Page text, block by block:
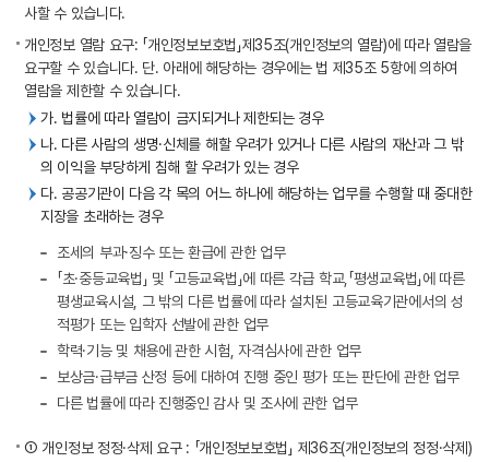
사할 수 있습니다.
개인정보 열람 요구: 「개인정보보호법」제35조(개인정보의 열람)에 따라 열람을
요구할 수 있습니다. 단. 아래에 해당하는 경우에는 법 제35조 5항에 의하여
열람을 제한할 수 있습니다.
가. 법률에 따라 열람이 금지되거나 제한되는 경우
나. 다른 사람의 생명·신체를 해할 우려가 있거나 다른 사람의 재산과 그 밖
의 이익을 부당하게 침해 할 우려가 있는 경우
다. 공공기관이 다음 각 목의 어느 하나에 해당하는 업무를 수행할 때 중대한
지장을 초래하는 경우
조세의 부과·징수 또는 환급에 관한 업무
「초·중등교육법」 및 「고등교육법」에 따른 각급 학교,「평생교육법」에 따른
평생교육시설, 그 밖의 다른 법률에 따라 설치된 고등교육기관에서의 성
적평가 또는 입학자 선발에 관한 업무
학력·기능 및 채용에 관한 시험, 자격심사에 관한 업무
보상금·급부금 산정 등에 대하여 진행 중인 평가 또는 판단에 관한 업무
다른 법률에 따라 진행중인 감사 및 조사에 관한 업무
① 개인정보 정정·삭제 요구 : 「개인정보보호법」 제36조(개인정보의 정정·삭제)